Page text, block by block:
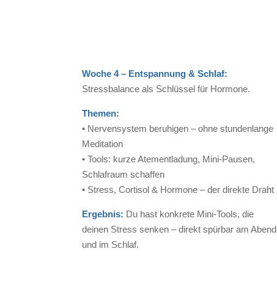
Woche 4 – Entspannung & Schlaf:
Stressbalance als Schlüssel für Hormone.
Themen:
• Nervensystem beruhigen – ohne stundenlange
Meditation
• Tools: kurze Atementladung, Mini-Pausen,
Schlafraum schaffen
• Stress, Cortisol & Hormone – der direkte Draht
Ergebnis: Du hast konkrete Mini-Tools, die
deinen Stress senken – direkt spürbar am Abend
und im Schlaf.